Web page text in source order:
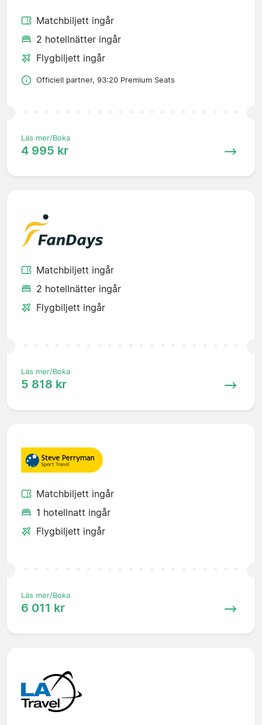
Matchbiljett ingår
2 hotellnätter ingår
Flygbiljett ingår
Officiell partner, 93:20 Premium Seats
Läs mer/Boka
4 995 kr
Matchbiljett ingår
2 hotellnätter ingår
Flygbiljett ingår
Läs mer/Boka
5 818 kr
Matchbiljett ingår
1 hotellnatt ingår
Flygbiljett ingår
Läs mer/Boka
6 011 kr